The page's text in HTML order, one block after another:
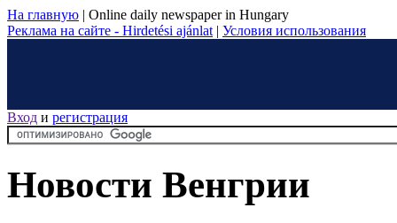
На главную | Online daily newspaper in Hungary
Реклама на сайте - Hirdetési ajánlat | Условия использования
Вход и регистрация
Новости Венгрии